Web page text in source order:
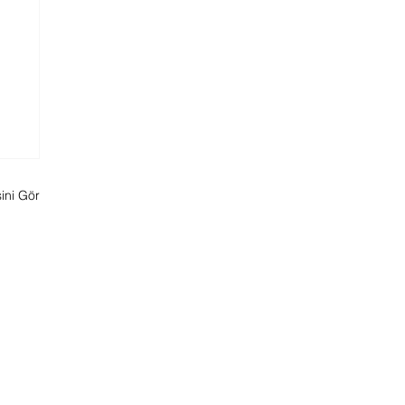
Gör